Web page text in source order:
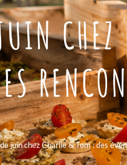
juin chez Charlie & Tom : des